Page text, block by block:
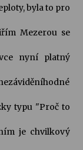
v Klášteře
byla to pro
Mezerou se
nyní platný
typu "Proč to
je chvilkový